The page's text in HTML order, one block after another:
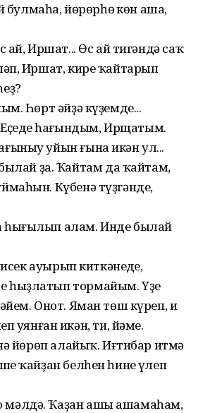
йөрөрһөң көн аша,
ай, Иршат... Өс ай тигәндә саҡ
Иршат, кире ҡайтарып
Һөрт әйҙә күҙемде...
һағындым, Ирщатым.
уйын ғына икән ул...
ҙа. Ҡайтам да ҡайтам,
Күбенә түҙгәнде,
һығылып алам. Инде былай
ауырып киткәнеңде,
һыҙлатып тормайым. Үҙең
Онот. Яман төш күреп, иң
уянған икән, ти, йәме.
йөрөп алайыҡ. Иғтибар итмә
ҡайҙан белһен һинең үлеп
мәлдә. Ҡаҙан ашы ашамаһам,